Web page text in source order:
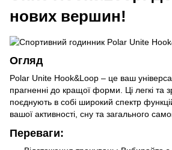
нових вершин!
Огляд
Polar Unite Hook&Loop – це ваш
прагненні до кращої форми. Ці легкі та
поєднують в собі широкий спектр
вашої активності, сну та загального
Переваги: